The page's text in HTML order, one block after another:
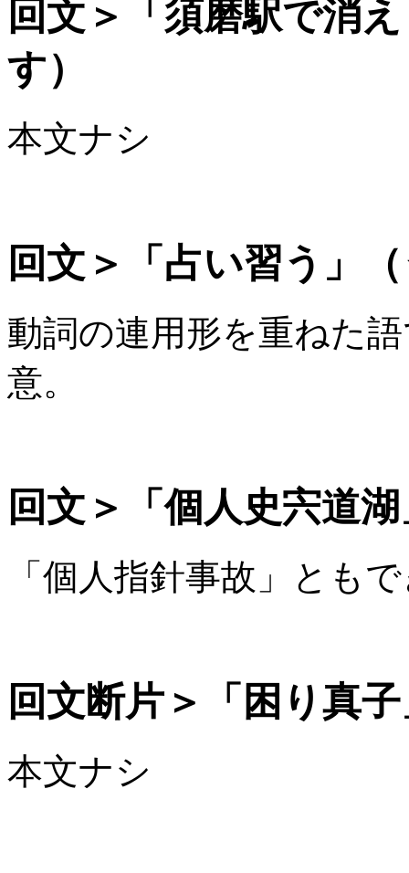
回文＞「須磨駅で消
す）
本文ナシ
回文＞「占い習う」
動詞の連用形を重ねた
意。
回文＞「個人史宍道
「個人指針事故」とも
回文断片＞「困り真
本文ナシ